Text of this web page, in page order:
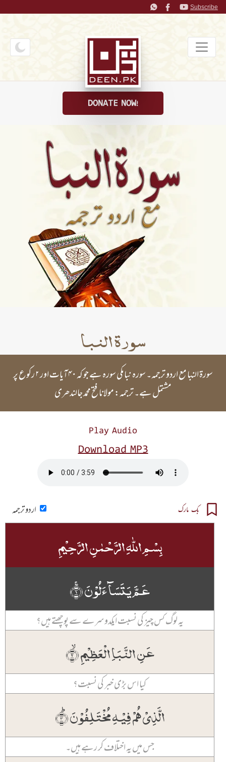
Subscribe
DONATE NOW!
سورۃ النبا
سورۃ النبا مع اردو ترجمہ۔ سورہ نبا مکی سورہ ہے جو کہ ۴۰ آیات اور ۲ رکوع پر
مشتمل ہے۔ ترجمہ: مولانا فتح محمد جالندھری
Play Audio
Download MP3
بک مارک اردو ترجمہ
بِسۡمِ اللّٰہِ الرَّحۡمٰنِ الرَّحِیۡمِ
عَمَّ یَتَسَآءَلُوۡنَ ۚ﴿۱﴾
یہ لوگ کس چیز کی نسبت ایکدوسرے سے پوچھتے ہیں؟
عَنِ النَّبَاِ الۡعَظِیۡمِ ۙ﴿۲﴾
کیا اس بڑی خبر کی نسبت؟
الَّذِیۡ ہُمۡ فِیۡہِ مُخۡتَلِفُوۡنَ ؕ﴿۳﴾
جس میں یہ اختلاف کر رہے ہیں۔